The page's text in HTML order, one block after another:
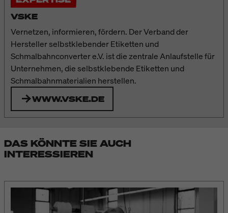
VSKE
Vernetzen, informieren, fördern. Der Verband der
Hersteller selbstklebender Etiketten und
Schmalbahnconverter e.V. ist die zentrale Anlaufstelle für
Unternehmen, die selbstklebende Etiketten und
Schmalbahnmaterialien herstellen.
WWW.VSKE.DE
DAS KÖNNTE SIE AUCH
INTERESSIEREN